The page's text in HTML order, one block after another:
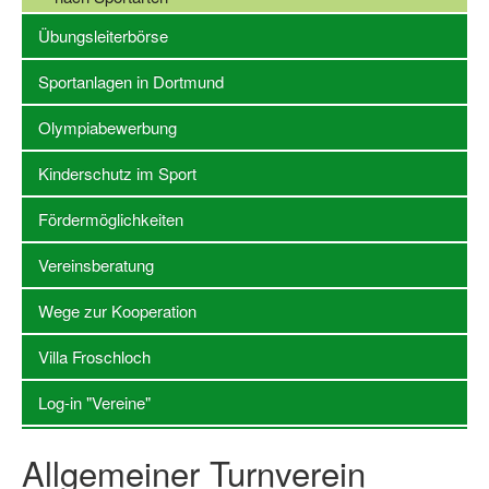
Stellenangebote SSB Dortmund
Vereine
Vereinssuche
Übungsleiterbörse
Sportanlagen in Dortmund
Olympiabewerbung
Kinderschutz im Sport
Fördermöglichkeiten
Wege zur Kooperation
Villa Froschloch
Übungsleiterbörse
Sportanlagen in Dortmund
Olympiabewerbung
Kinderschutz im Sport
Fördermöglichkeiten
Vereinsberatung
Wege zur Kooperation
Villa Froschloch
Log-in "Vereine"
Allgemeiner Turnverein